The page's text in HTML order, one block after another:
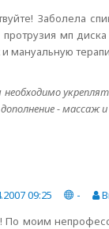
Заболела
мп
мануальную
- массаж
09:25 -
По моим